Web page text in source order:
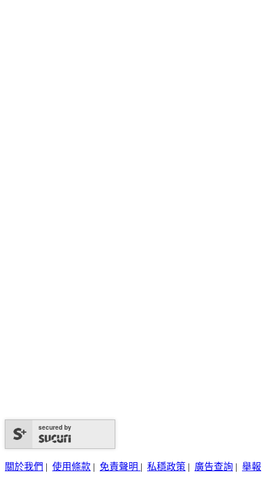
secured by
關於我們 | 使用條款 | 免責聲明 | 私穩政策 | 廣告查詢 | 舉報